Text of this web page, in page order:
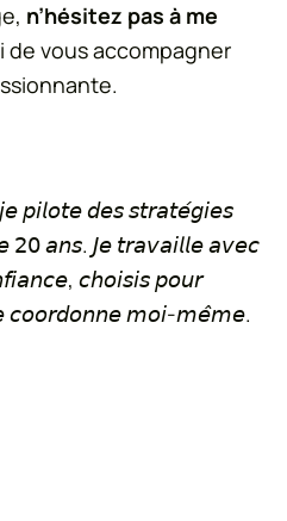
n’hésitez pas à me
de vous accompagner
𝘱𝘪𝘭𝘰𝘵𝘦 𝘥𝘦𝘴 𝘴𝘵𝘳𝘢𝘵𝘦́𝘨𝘪𝘦𝘴
𝟤𝟢 𝘢𝘯𝘴. 𝘑𝘦 𝘵𝘳𝘢𝘷𝘢𝘪𝘭𝘭𝘦 𝘢𝘷𝘦𝘤
𝘤𝘩𝘰𝘪𝘴𝘪𝘴 𝘱𝘰𝘶𝘳
𝘤𝘰𝘰𝘳𝘥𝘰𝘯𝘯𝘦 𝘮𝘰𝘪-𝘮𝘦̂𝘮𝘦.